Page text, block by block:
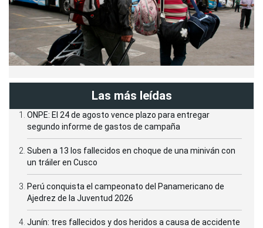
Las más leídas
ONPE: El 24 de agosto vence plazo para entregar
segundo informe de gastos de campaña
Suben a 13 los fallecidos en choque de una miniván con
un tráiler en Cusco
Perú conquista el campeonato del Panamericano de
Ajedrez de la Juventud 2026
Junín: tres fallecidos y dos heridos a causa de accidente